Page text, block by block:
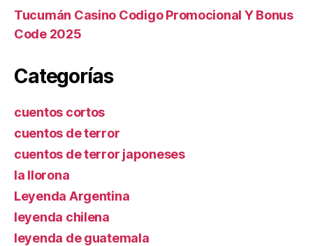
Tucumán Casino Codigo Promocional Y Bonus
Code 2025
Categorías
cuentos cortos
cuentos de terror
cuentos de terror japoneses
la llorona
Leyenda Argentina
leyenda chilena
leyenda de guatemala